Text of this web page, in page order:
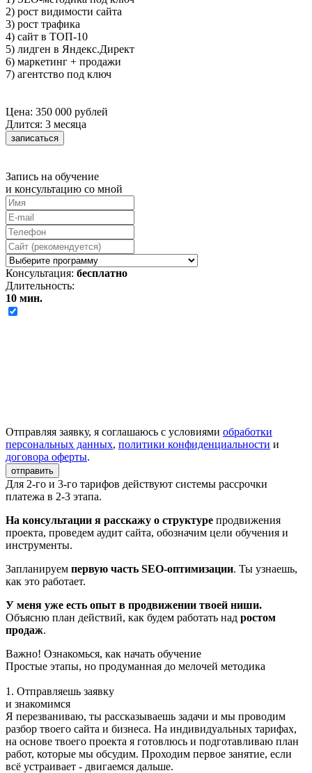
2) рост видимости сайта
3) рост трафика
4) сайт в ТОП-10
5) лидген в Яндекс.Директ
6) маркетинг + продажи
7) агентство под ключ
Цена: 350 000 рублей
Длится: 3 месяца
записаться
Запись на обучение
и консультацию со мной
Консультация: бесплатно
Длительность:
10 мин.
Отправляя заявку, я соглашаюсь с условиями обработки
персональных данных, политики конфиденциальности и
договора оферты.
отправить
Для 2-го и 3-го тарифов действуют системы рассрочки
платежа в 2-3 этапа.
На консультации я расскажу о структуре продвижения
проекта, проведем аудит сайта, обозначим цели обучения и
инструменты.
Запланируем первую часть SEO-оптимизации. Ты узнаешь,
как это работает.
У меня уже есть опыт в продвижении твоей ниши.
Объясню план действий, как будем работать над ростом
продаж.
Важно! Ознакомься, как начать обучение
Простые этапы, но продуманная до мелочей методика
1. Отправляешь заявку
и знакомимся
Я перезваниваю, ты рассказываешь задачи и мы проводим
разбор твоего сайта и бизнеса. На индивидуальных тарифах,
на основе твоего проекта я готовлюсь и подготавливаю план
работ, которые мы обсудим. Проходим первое занятие, если
всё устраивает - двигаемся дальше.